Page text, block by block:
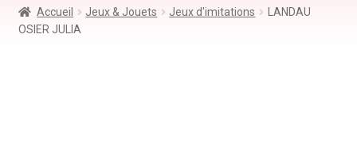
Jeux & Jouets
Accueil Jeux & Jouets Jeux d'imitations
LANDAU
OSIER JULIA